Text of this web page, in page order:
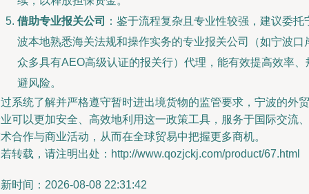
借助专业报关公司
：鉴于流程复杂且专业性较强，建议委托
波本地熟悉海关法规和操作实务的专业报关公司（如宁波口
众多具有AEO高级认证的报关行）代理，能有效提高效率、
避风险。
系统了解并严格遵守暂时进出境货物的监管要求，宁波的外贸
可以更加安全、高效地利用这一政策工具，服务于国际交流、
合作与商业活动，从而在全球贸易中把握更多商机。
转载，请注明出处：http://www.qozjckj.com/product/67.html
时间：2026-08-08 22:31:42